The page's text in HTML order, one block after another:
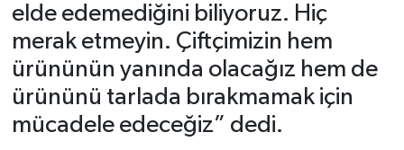
elde edemediğini biliyoruz. Hiç
merak etmeyin. Çiftçimizin hem
ürününün yanında olacağız hem de
ürününü tarlada bırakmamak için
mücadele edeceğiz” dedi.